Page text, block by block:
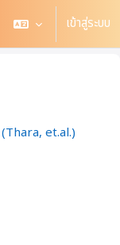
เข้าสู่ระบบ
et.al.)